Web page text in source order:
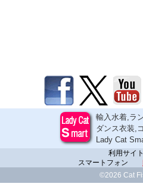
輸入水着,ラ
ダンス衣装,
Lady Cat
利用サイ
スマートフォン
©2026 Cat